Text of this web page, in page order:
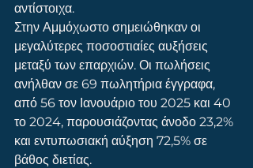
αντίστοιχα.
Στην Αμμόχωστο σημειώθηκαν οι
μεγαλύτερες ποσοστιαίες αυξήσεις
μεταξύ των επαρχιών. Οι πωλήσεις
ανήλθαν σε 69 πωλητήρια έγγραφα,
από 56 τον Ιανουάριο του 2025 και 40
το 2024, παρουσιάζοντας άνοδο 23,2%
και εντυπωσιακή αύξηση 72,5% σε
βάθος διετίας.